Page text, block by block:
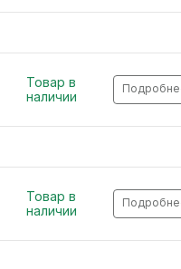
Товар в
наличии
Товар в
наличии